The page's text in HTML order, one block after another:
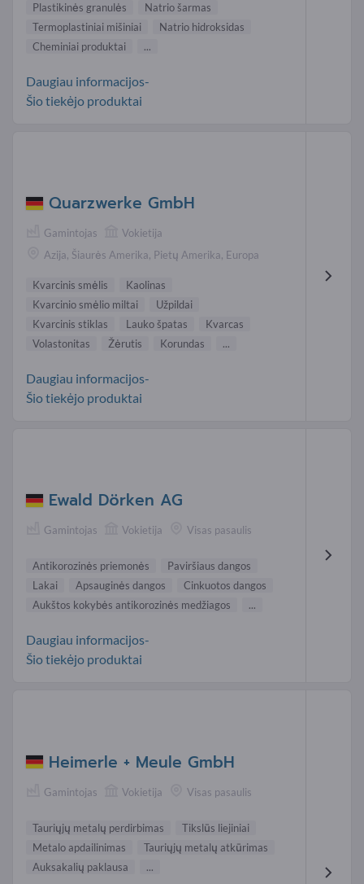
Plastikinės granulės
Natrio šarmas
Termoplastiniai mišiniai
Natrio hidroksidas
Cheminiai produktai
...
Daugiau informacijos-
Šio tiekėjo produktai
Quarzwerke GmbH
Gamintojas
Vokietija
Azija, Šiaurės Amerika, Pietų Amerika, Europa
Kvarcinis smėlis
Kaolinas
Kvarcinio smėlio miltai
Užpildai
Kvarcinis stiklas
Lauko špatas
Kvarcas
Volastonitas
Žėrutis Korundas ...
Daugiau informacijos-
Šio tiekėjo produktai
Ewald Dörken AG
Gamintojas Vokietija Visas pasaulis
Antikorozinės priemonės
Paviršiaus dangos
Lakai
Apsauginės dangos
Cinkuotos dangos
Aukštos kokybės antikorozinės medžiagos
...
Daugiau informacijos-
Šio tiekėjo produktai
Heimerle + Meule GmbH
Gamintojas Vokietija Visas pasaulis
Tauriųjų metalų perdirbimas
Tikslūs liejiniai
Metalo apdailinimas
Tauriųjų metalų atkūrimas
Auksakalių paklausa
...